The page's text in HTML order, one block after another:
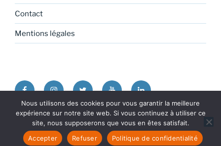
Contact
Mentions légales
FacebookInstagramTwitter YoutubeLinkedin
Politique de confidentialité
Fièrement propulsé par
WordPress
Nous utilisons des cookies pour vous garantir la meilleure
expérience sur notre site web. Si vous continuez à utiliser ce
site, nous supposerons que vous en êtes satisfait.
Accepter
Refuser Politique de confidentialité